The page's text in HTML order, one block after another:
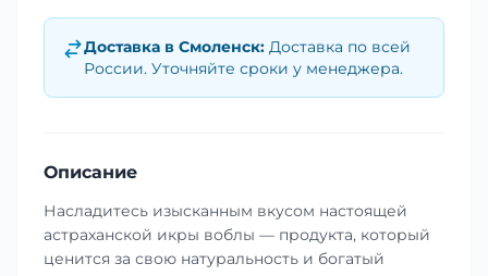
Доставка в Смоленск: Доставка по всей
России. Уточняйте сроки у менеджера.
Описание
Насладитесь изысканным вкусом настоящей
астраханской икры воблы — продукта, который
ценится за свою натуральность и богатый